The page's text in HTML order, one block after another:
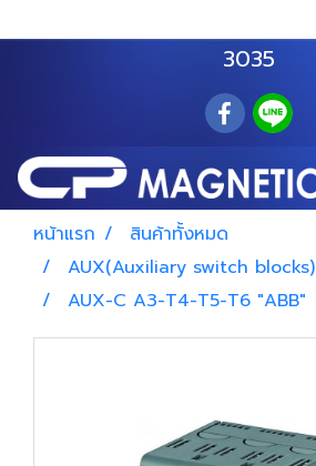
3035
หน้าแรก
สินค้าทั้งหมด
AUX(Auxiliary switch blocks)
AUX-C A3-T4-T5-T6 "ABB"